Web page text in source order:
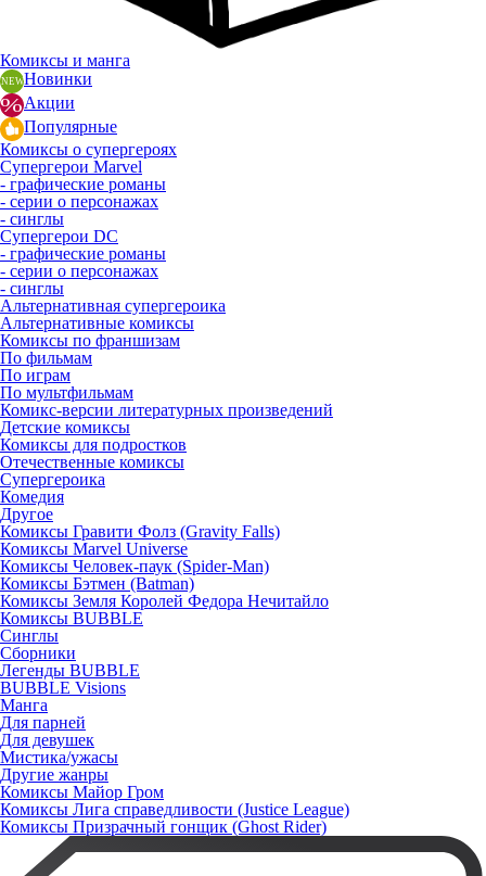
Комиксы и манга
Новинки
Акции
Популярные
Комиксы о супергероях
Супергерои Marvel
- графические романы
- серии о персонажах
- синглы
Супергерои DC
- графические романы
- серии о персонажах
- синглы
Альтернативная супергероика
Альтернативные комиксы
Комиксы по франшизам
По фильмам
По играм
По мультфильмам
Комикс-версии литературных произведений
Детские комиксы
Комиксы для подростков
Отечественные комиксы
Супергероика
Комедия
Другое
Комиксы Гравити Фолз (Gravity Falls)
Комиксы Marvel Universe
Комиксы Человек-паук (Spider-Man)
Комиксы Бэтмен (Batman)
Комиксы Земля Королей Федора Нечитайло
Комиксы BUBBLE
Синглы
Сборники
Легенды BUBBLE
BUBBLE Visions
Манга
Для парней
Для девушек
Мистика/ужасы
Другие жанры
Комиксы Майор Гром
Комиксы Лига справедливости (Justice League)
Комиксы Призрачный гонщик (Ghost Rider)